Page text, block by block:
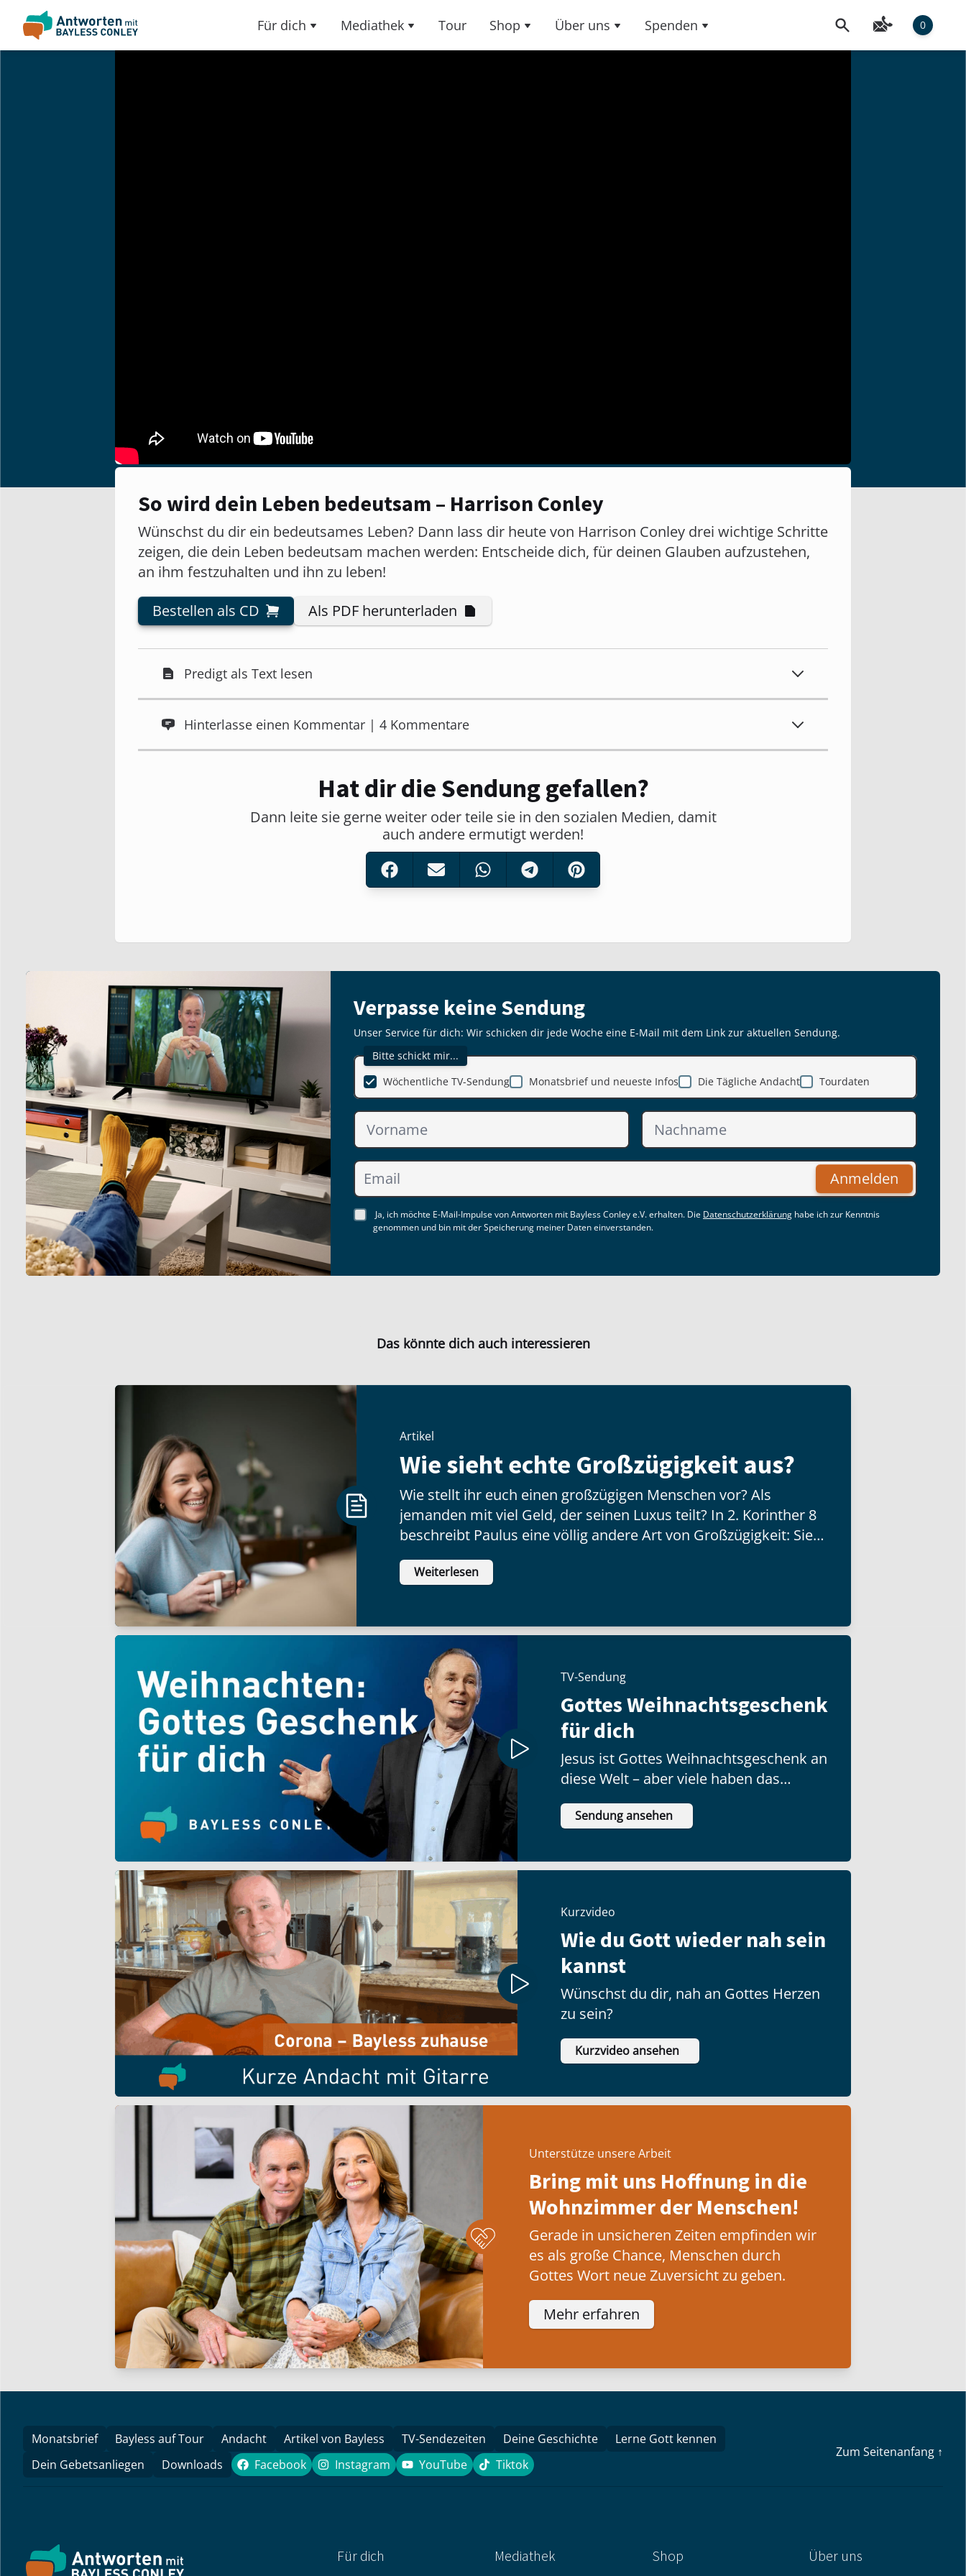
Für dich Mediathek Tour Shop Über uns Spenden 0
So wird dein Leben bedeutsam – Harrison Conley
Wünschst du dir ein bedeutsames Leben? Dann lass dir heute von Harrison Conley drei wichtige Schritte
zeigen, die dein Leben bedeutsam machen werden: Entscheide dich, für deinen Glauben aufzustehen,
an ihm festzuhalten und ihn zu leben!
Bestellen als CD
Als PDF herunterladen
Predigt als Text lesen
Hinterlasse einen Kommentar | 4 Kommentare
Hat dir die Sendung gefallen?
Dann leite sie gerne weiter oder teile sie in den sozialen Medien, damit
auch andere ermutigt werden!
Verpasse keine Sendung
Unser Service für dich: Wir schicken dir jede Woche eine E-Mail mit dem Link zur aktuellen Sendung.
Bitte schickt mir...
Monatsbrief und neueste Infos
Die Tägliche Andacht
Wöchentliche TV-Sendung Tourdaten
Anmelden
Ja, ich möchte E-Mail-Impulse von Antworten mit Bayless Conley e.V. erhalten. Die Datenschutzerklärung habe ich zur Kenntnis
genommen und bin mit der Speicherung meiner Daten einverstanden.
Das könnte dich auch interessieren
Artikel
Wie sieht echte Großzügigkeit aus?
Wie stellt ihr euch einen großzügigen Menschen vor? Als
jemanden mit viel Geld, der seinen Luxus teilt? In 2. Korinther 8
beschreibt Paulus eine völlig andere Art von Großzügigkeit: Sie
hat wenig zu tun mit dem, was jemand besitzt, sondern mit der
inneren Haltung:
Weiterlesen
TV-Sendung
Gottes Weihnachtsgeschenk
für dich
Jesus ist Gottes Weihnachtsgeschenk an
diese Welt – aber viele haben das
Geschenk noch nicht ausgepackt!
Sendung ansehen
Kurzvideo
Wie du Gott wieder nah sein
kannst
Wünschst du dir, nah an Gottes Herzen
zu sein?
Kurzvideo ansehen
Unterstütze unsere Arbeit
Bring mit uns Hoffnung in die
Wohnzimmer der Menschen!
Gerade in unsicheren Zeiten empfinden wir
es als große Chance, Menschen durch
Gottes Wort neue Zuversicht zu geben.
Mehr erfahren
Monatsbrief Bayless auf Tour Andacht Artikel von Bayless TV-Sendezeiten Deine Geschichte
Lerne Gott kennen
Dein Gebetsanliegen
Downloads Facebook
Facebook Instagram
Instagram YouTube
YouTube Tiktok
Tiktok
Zum Seitenanfang ↑
Für dich Mediathek Shop Über uns